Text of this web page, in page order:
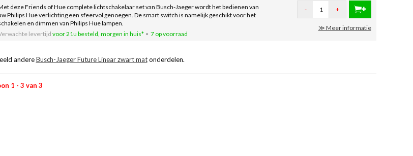
deze Friends of Hue complete lichtschakelaar set van Busch-Jaeger wordt het bedienen van
Philips Hue verlichting een sfeervol genoegen. De smart switch is namelijk geschikt voor het
en dimmen van Philips Hue lampen.
levertijdvoor 21u besteld, morgen in huis* 7 op voorraad
- +
≫ Meer informatie
andereBusch-Jaeger Future Linear zwart matonderdelen.
1 - 3 van 3